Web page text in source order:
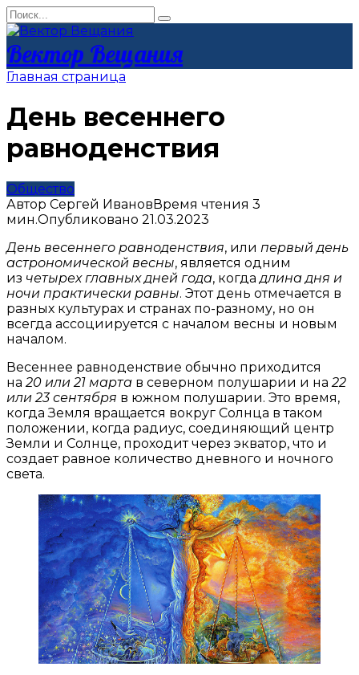
Перейти
к
контенту
Search
for:
Вектор Вещания
Главная страница
День весеннего
равноденствия
Общество
Автор Сергей ИвановВремя чтения 3
мин.Опубликовано 21.03.2023
День весеннего равноденствия, или первый день
астрономической весны, является одним
из четырех главных дней года, когдадлина дня и
ночи практически равны. Этот день отмечается в
разных культурах и странах по-разному, но он
всегда ассоциируется с началом весны и новым
началом.
Весеннее равноденствие обычно приходится
на20 или 21 марта в северном полушарии и на22
или 23 сентября в южном полушарии. Это время,
когда Земля вращается вокруг Солнца в таком
положении, когда радиус, соединяющий центр
Земли и Солнце, проходит через экватор, что и
создает равное количество дневного и ночного
света.